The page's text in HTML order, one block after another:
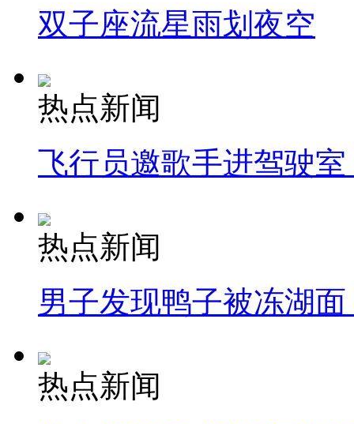
双子座流星雨划夜空
热点新闻
飞行员邀歌手进驾驶
热点新闻
男子发现鸭子被冻湖
热点新闻